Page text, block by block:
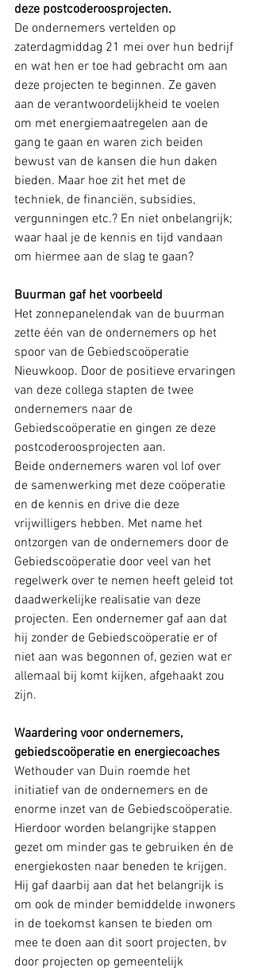
deze postcoderoosprojecten.
De ondernemers vertelden op
zaterdagmiddag 21 mei over hun bedrijf
en wat hen er toe had gebracht om aan
deze projecten te beginnen. Ze gaven
aan de verantwoordelijkheid te voelen
om met energiemaatregelen aan de
gang te gaan en waren zich beiden
bewust van de kansen die hun daken
bieden. Maar hoe zit het met de
techniek, de financiën, subsidies,
vergunningen etc.? En niet onbelangrijk;
waar haal je de kennis en tijd vandaan
om hiermee aan de slag te gaan?
Buurman gaf het voorbeeld
Het zonnepanelendak van de buurman
zette één van de ondernemers op het
spoor van de Gebiedscoöperatie
Nieuwkoop. Door de positieve ervaringen
van deze collega stapten de twee
ondernemers naar de
Gebiedscoöperatie en gingen ze deze
postcoderoosprojecten aan.
Beide ondernemers waren vol lof over
de samenwerking met deze coöperatie
en de kennis en drive die deze
vrijwilligers hebben. Met name het
ontzorgen van de ondernemers door de
Gebiedscoöperatie door veel van het
regelwerk over te nemen heeft geleid tot
daadwerkelijke realisatie van deze
projecten. Een ondernemer gaf aan dat
hij zonder de Gebiedscoöperatie er of
niet aan was begonnen of, gezien wat er
allemaal bij komt kijken, afgehaakt zou
zijn.
Waardering voor ondernemers,
gebiedscoöperatie en energiecoaches
Wethouder van Duin roemde het
initiatief van de ondernemers en de
enorme inzet van de Gebiedscoöperatie.
Hierdoor worden belangrijke stappen
gezet om minder gas te gebruiken én de
energiekosten naar beneden te krijgen.
Hij gaf daarbij aan dat het belangrijk is
om ook de minder bemiddelde inwoners
in de toekomst kansen te bieden om
mee te doen aan dit soort projecten, bv
door projecten op gemeentelijk